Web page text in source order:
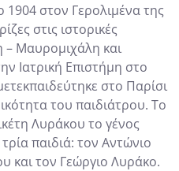
1904 στον Γερολιμένα της
στις ιστορικές
– Μαυρομιχάλη και
Ιατρική Επιστήμη στο
στο Παρίσι
του παιδιάτρου. Το
Λυράκου το γένος
παιδιά: τον Αντώνιο
και τον Γεώργιο Λυράκο.